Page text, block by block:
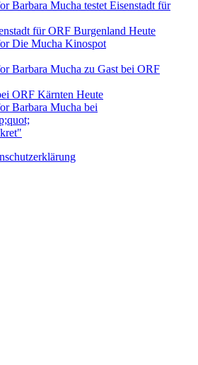
für ORF Burgenland Heute
ORF Kärnten Heute